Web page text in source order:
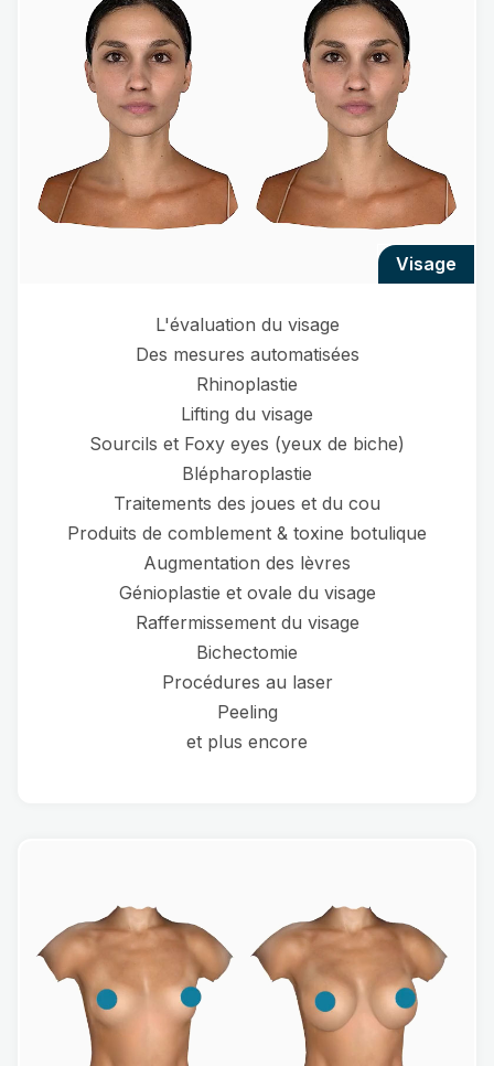
visage
L'évaluation du visage
Des mesures automatisées
Rhinoplastie
Lifting du visage
Sourcils et Foxy eyes (yeux de biche)
Blépharoplastie
Traitements des joues et du cou
Produits de comblement & toxine botulique
Augmentation des lèvres
Génioplastie et ovale du visage
Raffermissement du visage
Bichectomie
Procédures au laser
Peeling
et plus encore